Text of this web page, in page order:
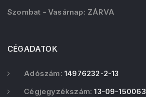
Szombat - Vasárnap: ZÁRVA
CÉGADATOK
Adószám: 14976232-2-13
Cégjegyzékszám: 13-09-150063